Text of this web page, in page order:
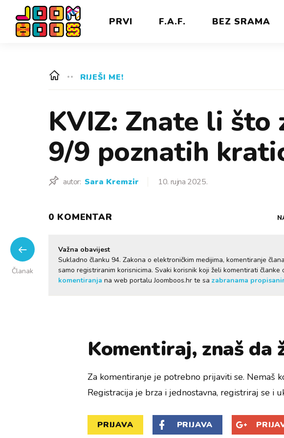
PRVI F.A.F. BEZ SRAMA
RIJEŠI ME!
KVIZ: Znate li što
9/9 poznatih
autor: Sara Kremzir 10. rujna 2025.
0 KOMENTAR
Članak
Važna obavijest
Sukladno članku 94. Zakona o elektroničkim medijima, komentiranje
samo registriranim korisnicima. Svaki korisnik koji želi komentirati
komentiranja na web portalu Joomboos.hr te sa zabranama
Komentiraj, znaš da
Za komentiranje je potrebno prijaviti se. Nemaš
Registracija je brza i jednostavna, registriraj se i
PRIJAVA PRIJAVA